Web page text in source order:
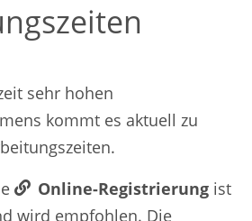
sehr hohen
kommt es aktuell zu
Online-Registrierung ist
wird empfohlen. Die